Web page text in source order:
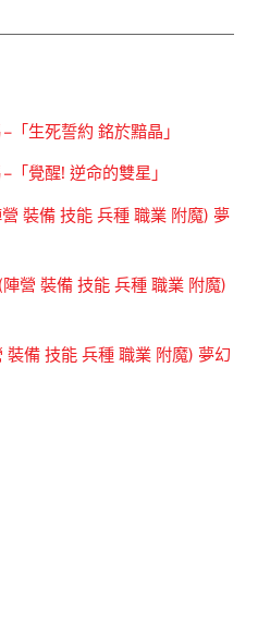
「生死誓約 銘於黯晶」
「覺醒! 逆命的雙星」
裝備 技能 兵種 職業 附魔) 夢
營 裝備 技能 兵種 職業 附魔)
備 技能 兵種 職業 附魔) 夢幻